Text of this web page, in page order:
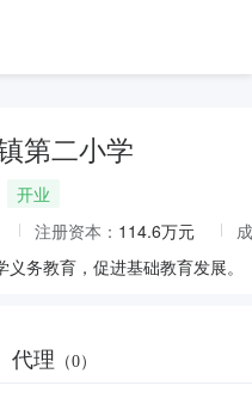
第二小学
开业
注册资本： 114.6万元
义务教育，促进基础教育发展
代理 （0）